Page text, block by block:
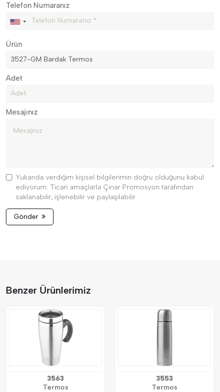
Telefon Numaranız
Ürün
Adet
Mesajınız
Yukarıda verdiğim kişisel bilgilerimin doğru olduğunu kabul
ediyorum. Ticari amaçlarla Çınar Promosyon tarafından
saklanabilir, işlenebilir ve paylaşılabilir.
Gönder
Benzer Ürünlerimiz
3563
Termos
3553
Termos